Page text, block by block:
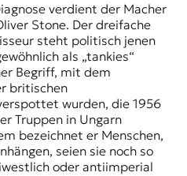
verdient der Macher
Stone. Der dreifache
steht politisch jenen
als „tankies“
Begriff, mit dem
britischen
wurden, die 1956
Truppen in Ungarn
bezeichnet er Menschen,
seien sie noch so
oder antiimperial